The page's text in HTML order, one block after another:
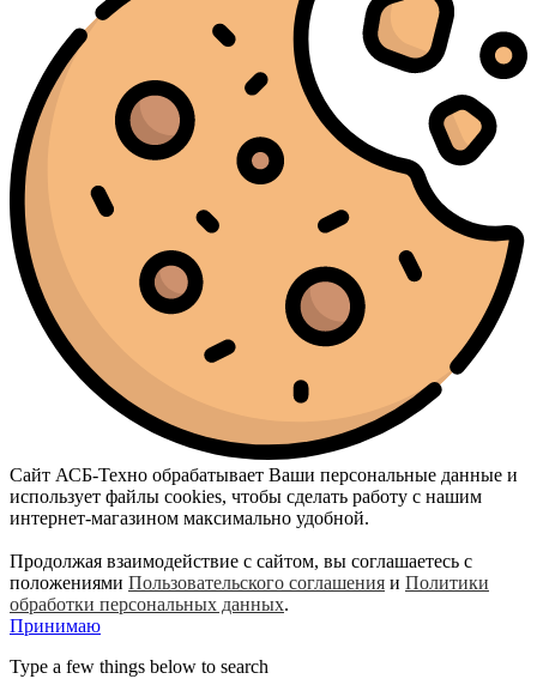
Сайт АСБ-Техно обрабатывает Ваши персональные данные и
использует файлы cookies, чтобы сделать работу с нашим
интернет-магазином максимально удобной.
Продолжая взаимодействие с сайтом, вы соглашаетесь с
положениями Пользовательского соглашения и Политики
обработки персональных данных.
Принимаю
Type a few things below to search